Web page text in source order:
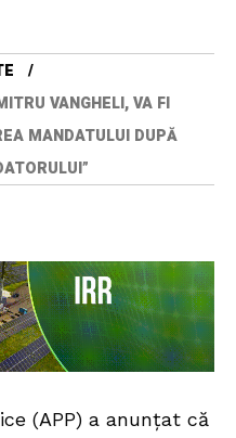
VANGHELI, VA FI
MANDATULUI DUPĂ
(APP) a anunțat că